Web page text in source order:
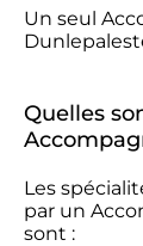
Un seul
Quelles
Les
par un
sont :